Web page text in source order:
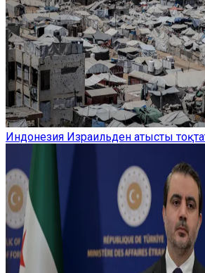
Индонезия Израильден атысты